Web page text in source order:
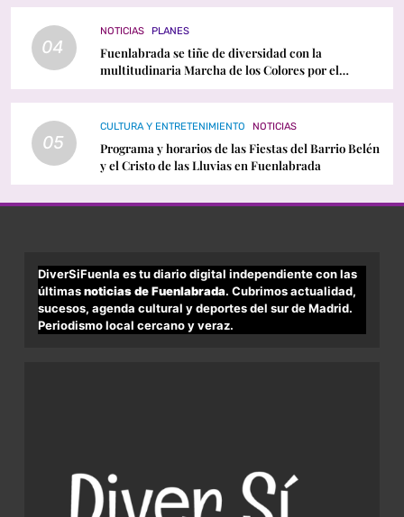
04
NOTICIAS PLANES
Fuenlabrada se tiñe de diversidad con la
multitudinaria Marcha de los Colores por el
Orgullo LGTBI
05
CULTURA Y ENTRETENIMIENTO NOTICIAS
Programa y horarios de las Fiestas del Barrio Belén
y el Cristo de las Lluvias en Fuenlabrada
DiverSiFuenla es tu diario digital independiente con las
últimasnoticias de Fuenlabrada. Cubrimos actualidad,
sucesos, agenda cultural y deportes del sur de Madrid.
Periodismo local cercano y veraz.